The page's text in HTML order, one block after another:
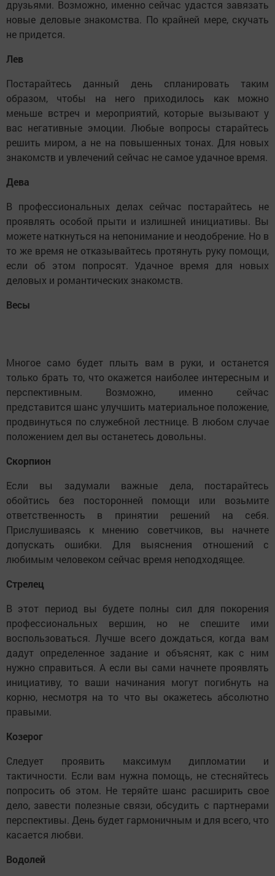
друзьями. Возможно, именно сейчас удастся завязать
новые деловые знакомства. По крайней мере, скучать
не придется.
Лев
Постарайтесь данный день спланировать таким
образом, чтобы на него приходилось как можно
меньше встреч и мероприятий, которые вызывают у
вас негативные эмоции. Любые вопросы старайтесь
решить миром, а не на повышенных тонах. Для новых
знакомств и увлечений сейчас не самое удачное время.
Дева
В профессиональных делах сейчас постарайтесь не
проявлять особой прыти и излишней инициативы. Вы
можете наткнуться на непонимание и неодобрение. Но в
то же время не отказывайтесь протянуть руку помощи,
если об этом попросят. Удачное время для новых
деловых и романтических знакомств.
Весы
Многое само будет плыть вам в руки, и останется
только брать то, что окажется наиболее интересным и
перспективным. Возможно, именно сейчас
представится шанс улучшить материальное положение,
продвинуться по служебной лестнице. В любом случае
положением дел вы останетесь довольны.
Скорпион
Если вы задумали важные дела, постарайтесь
обойтись без посторонней помощи или возьмите
ответственность в принятии решений на себя.
Прислушиваясь к мнению советчиков, вы начнете
допускать ошибки. Для выяснения отношений с
любимым человеком сейчас время неподходящее.
Стрелец
В этот период вы будете полны сил для покорения
профессиональных вершин, но не спешите ими
воспользоваться. Лучше всего дождаться, когда вам
дадут определенное задание и объяснят, как с ним
нужно справиться. А если вы сами начнете проявлять
инициативу, то ваши начинания могут погибнуть на
корню, несмотря на то что вы окажетесь абсолютно
правыми.
Козерог
Следует проявить максимум дипломатии и
тактичности. Если вам нужна помощь, не стесняйтесь
попросить об этом. Не теряйте шанс расширить свое
дело, завести полезные связи, обсудить с партнерами
перспективы. День будет гармоничным и для всего, что
касается любви.
Водолей